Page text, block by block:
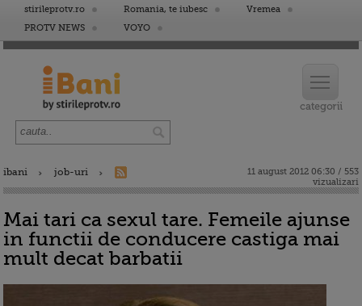
stirileprotv.ro Romania, te iubesc
Vremea
PROTV NEWS
VOYO
ibani job-uri
11 august 2012 06:30 / 553
vizualizari
Mai tari ca sexul tare. Femeile ajunse
in functii de conducere castiga mai
mult decat barbatii